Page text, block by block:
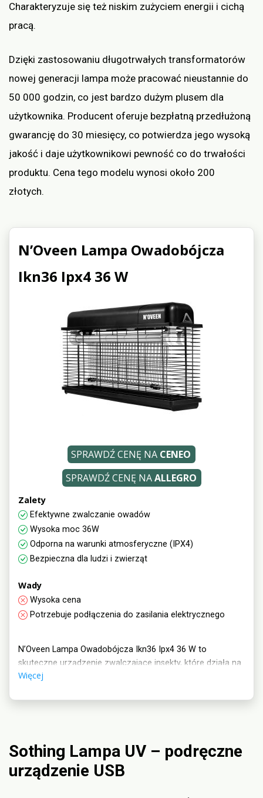
Charakteryzuje się też niskim zużyciem energii i cichą
pracą.
Dzięki zastosowaniu długotrwałych transformatorów
nowej generacji lampa może pracować nieustannie do
50 000 godzin, co jest bardzo dużym plusem dla
użytkownika. Producent oferuje bezpłatną przedłużoną
gwarancję do 30 miesięcy, co potwierdza jego wysoką
jakość i daje użytkownikowi pewność co do trwałości
produktu. Cena tego modelu wynosi około 200
złotych.
N’Oveen Lampa Owadobójcza
Ikn36 Ipx4 36 W
Zalety
Efektywne zwalczanie owadów
Wysoka moc 36W
Odporna na warunki atmosferyczne (IPX4)
Bezpieczna dla ludzi i zwierząt
Wady
Wysoka cena
Potrzebuje podłączenia do zasilania elektrycznego
N’Oveen Lampa Owadobójcza Ikn36 Ipx4 36 W to
skuteczne urządzenie zwalczające insekty, które działa na
powierzchni do 100 m². Posiada 2 tryby pracy i jest
Więcej
SPRAWDŹ CENĘ NA CENEO
SPRAWDŹ CENĘ NAALLEGRO
Sothing Lampa UV – podręczne
urządzenie USB